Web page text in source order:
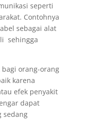
seperti
Contohnya
sebagai alat
sehingga
orang-orang
karena
efek penyakit
dapat
sedang